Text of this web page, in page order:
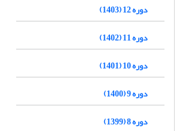
دوره 12 (1403)
دوره 11 (1402)
دوره 10 (1401)
دوره 9 (1400)
دوره 8 (1399)